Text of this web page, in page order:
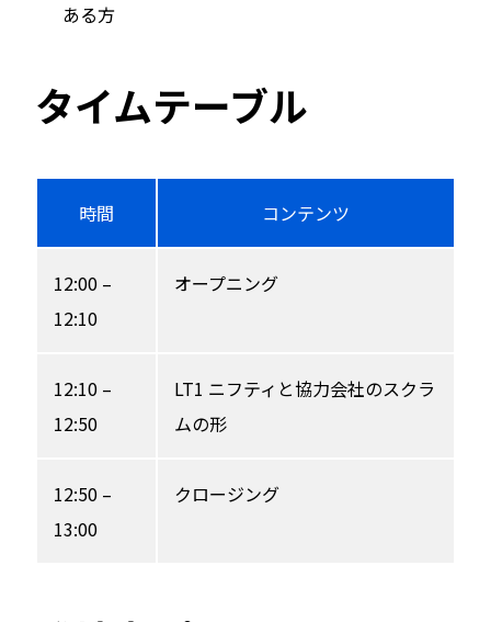
ある方
タイムテーブル
時間 コンテンツ
12:00 –
12:10
オープニング
12:10 –
12:50
LT1 ニフティと協力会社のスクラ
ムの形
12:50 –
13:00
クロージング